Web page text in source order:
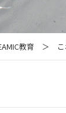
教育 ＞ こ